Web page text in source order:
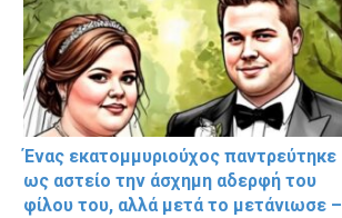
Ένας εκατομμυριούχος παντρεύτηκε
ως αστείο την άσχημη αδερφή του
φίλου του, αλλά μετά το μετάνιωσε –